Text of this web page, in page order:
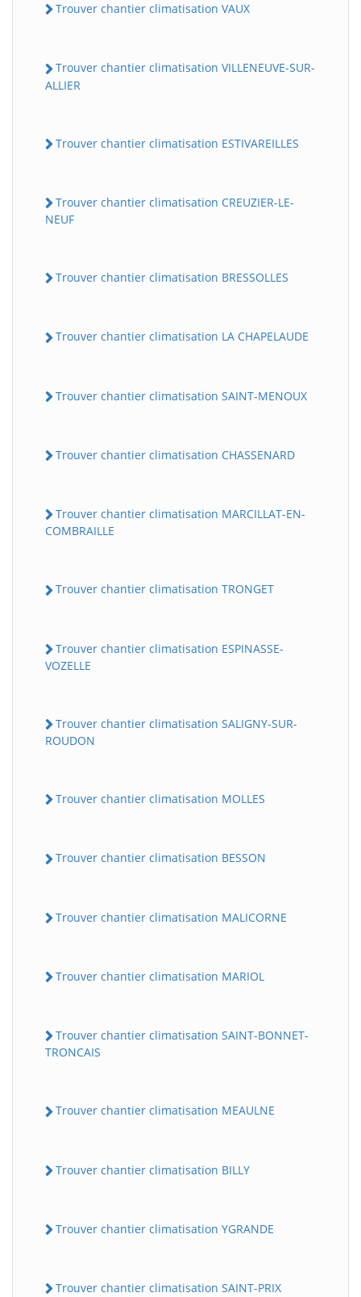
Trouver chantier climatisation VAUX
Trouver chantier climatisation VILLENEUVE-SUR-
ALLIER
Trouver chantier climatisation ESTIVAREILLES
Trouver chantier climatisation CREUZIER-LE-
NEUF
Trouver chantier climatisation BRESSOLLES
Trouver chantier climatisation LA CHAPELAUDE
Trouver chantier climatisation SAINT-MENOUX
Trouver chantier climatisation CHASSENARD
Trouver chantier climatisation MARCILLAT-EN-
COMBRAILLE
Trouver chantier climatisation TRONGET
Trouver chantier climatisation ESPINASSE-
VOZELLE
Trouver chantier climatisation SALIGNY-SUR-
ROUDON
Trouver chantier climatisation MOLLES
Trouver chantier climatisation BESSON
Trouver chantier climatisation MALICORNE
Trouver chantier climatisation MARIOL
Trouver chantier climatisation SAINT-BONNET-
TRONCAIS
Trouver chantier climatisation MEAULNE
Trouver chantier climatisation BILLY
Trouver chantier climatisation YGRANDE
Trouver chantier climatisation SAINT-PRIX